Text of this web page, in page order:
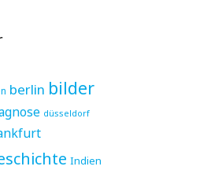
berlin bilder
düsseldorf
Indien